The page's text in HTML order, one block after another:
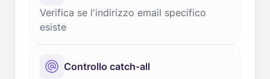
Verifica se l'indirizzo email specifico
esiste
Controllo catch-all